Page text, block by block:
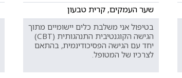
שער העמקים, קרית טבעון
בטיפול אני משלבת כלים יישומיים מתוך
הגישה הקוגנטיבית התנהגותית (CBT)
יחד עם הגישה הפסיכודינמית, בהתאם
לצרכיו של המטופל.